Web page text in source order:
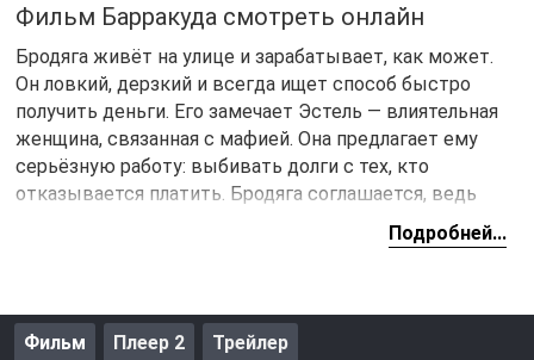
Фильм Барракуда смотреть онлайн
Бродяга живёт на улице и зарабатывает, как может.
Он ловкий, дерзкий и всегда ищет способ быстро
получить деньги. Его замечает Эстель — влиятельная
женщина, связанная с мафией. Она предлагает ему
серьёзную работу: выбивать долги с тех, кто
отказывается платить. Бродяга соглашается, ведь
вышел на свободу и мечтает наладить отношения с
дочерью. Вместе они едут в Майами. Там Куда узнаёт,
Подробней...
Фильм Плеер 2 Трейлер